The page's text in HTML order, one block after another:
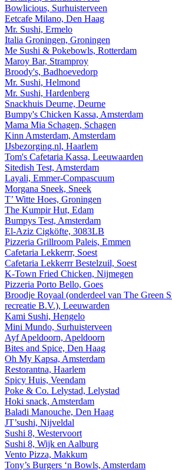
Bowlicious, Surhuisterveen
Eetcafe Milano, Den Haag
Mr. Sushi, Ermelo
Italia Groningen, Groningen
Me Sushi & Pokebowls, Rotterdam
Maroy Bar, Stramproy
Broody's, Badhoevedorp
Mr. Sushi, Helmond
Mr. Sushi, Hardenberg
Snackhuis Deurne, Deurne
Bumpy's Chicken Kassa, Amsterdam
Mama Mia Schagen, Schagen
Kinn Amsterdam, Amsterdam
IJsbezorging.nl, Haarlem
Tom's Cafetaria Kassa, Leeuwaarden
Sitedish Test, Amsterdam
Layali, Emmer-Compascuum
Morgana Sneek, Sneek
T’ Witte Hoes, Groningen
The Kumpir Hut, Edam
Bumpys Test, Amsterdam
El-Aziz Cigköfte, 3083LB
Pizzeria Grillroom Paleis, Emmen
Cafetaria Lekkerrr, Soest
Cafetaria Lekkerrr Bestelzuil, Soest
K-Town Fried Chicken, Nijmegen
Pizzeria Porto Bello, Goes
Broodje Royaal (onderdeel van The Green
recreatie B.V.), Leeuwarden
Kami Sushi, Hengelo
Mini Mundo, Surhuisterveen
Ayf Apeldoorn, Apeldoorn
Bites and Spice, Den Haag
Oh My Kapsa, Amsterdam
Restorantna, Haarlem
Spicy Huis, Veendam
Poke & Co. Lelystad, Lelystad
Hoki snack, Amsterdam
Baladi Manouche, Den Haag
JT’sushi, Nijveldal
Sushi 8, Westervoort
Sushi 8, Wijk en Aalburg
Vento Pizza, Makkum
Tony’s Burgers ‘n Bowls, Amsterdam